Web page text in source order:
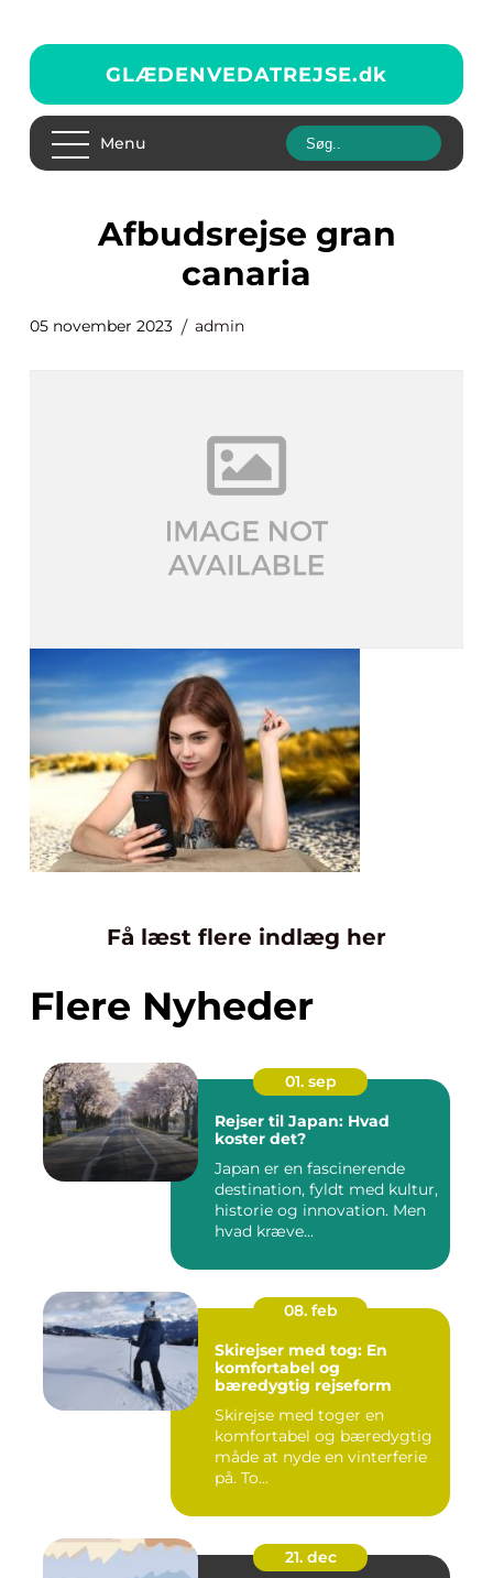
GLÆDENVEDATREJSE.dk
Menu
afbudsrejse gran
canaria
05 november 2023 admin
Få læst flere indlæg her
Flere Nyheder
01. sep
Rejser til Japan: Hvad
koster det?
Japan er en fascinerende
destination, fyldt med kultur,
historie og innovation. Men
hvad kræve...
08. feb
Skirejser med tog: En
komfortabel og
bæredygtig rejseform
Skirejse med toger en
komfortabel og bæredygtig
måde at nyde en vinterferie
på. To...
21. dec